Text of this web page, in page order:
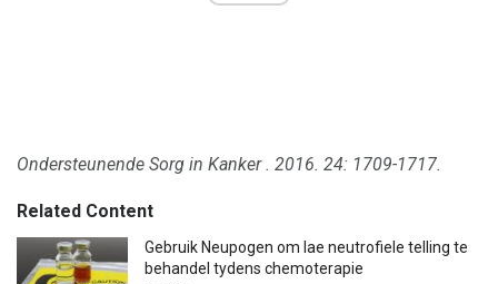
Ondersteunende Sorg in Kanker. 2016. 24: 1709-1717.
Related Content
Gebruik Neupogen om lae neutrofiele telling te
behandel tydens chemoterapie